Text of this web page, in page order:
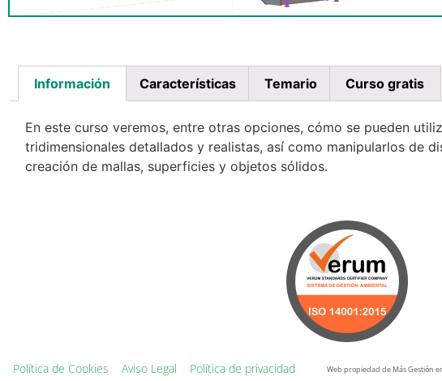
Información Características Temario Curso gratis
En este curso veremos, entre otras opciones, cómo se pueden
tridimensionales detallados y realistas, así como manipularlos de
creación de mallas, superficies y objetos sólidos.
Política de Cookies Aviso Legal Política de privacidad Web propiedad de Más Gestión